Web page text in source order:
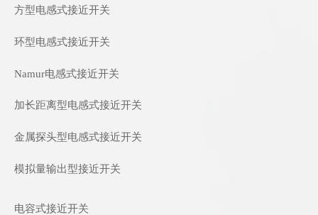
方型电感式接近开关
环型电感式接近开关
Namur电感式接近开关
加长距离型电感式接近开关
金属探头型电感式接近开关
模拟量输出型接近开关
电容式接近开关